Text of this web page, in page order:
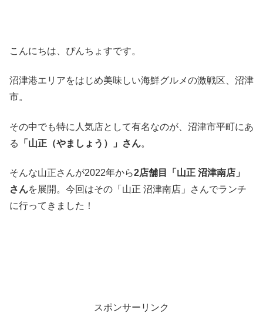
こんにちは、ぴんちょすです。
沼津港エリアをはじめ美味しい海鮮グルメの激戦区、沼津
市。
その中でも特に人気店として有名なのが、沼津市平町にあ
る
「山正（やましょう）」さん。
そんな山正さんが2022年から2店舗目「山正 沼津南店」
さんを展開。今回はその「山正 沼津南店」さんでランチ
に行ってきました！
スポンサーリンク